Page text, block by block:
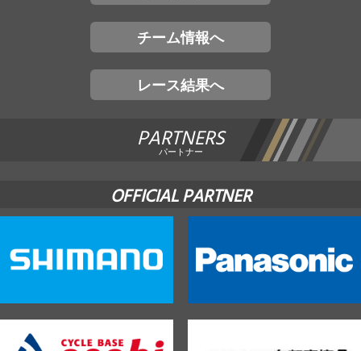
チーム情報へ
レース結果へ
PARTNERS
パートナー
OFFICIAL PARTNER